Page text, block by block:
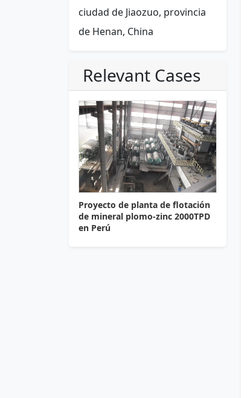
ciudad de Jiaozuo, provincia
de Henan, China
Relevant Cases
Proyecto de planta de flotación
de mineral plomo-zinc 2000TPD
en Perú